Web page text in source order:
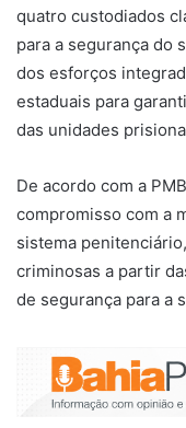
quatro custodiados
para a segurança do
dos esforços
estaduais para
das unidades
De acordo com a
compromisso com a
sistema
criminosas a partir
de segurança para a